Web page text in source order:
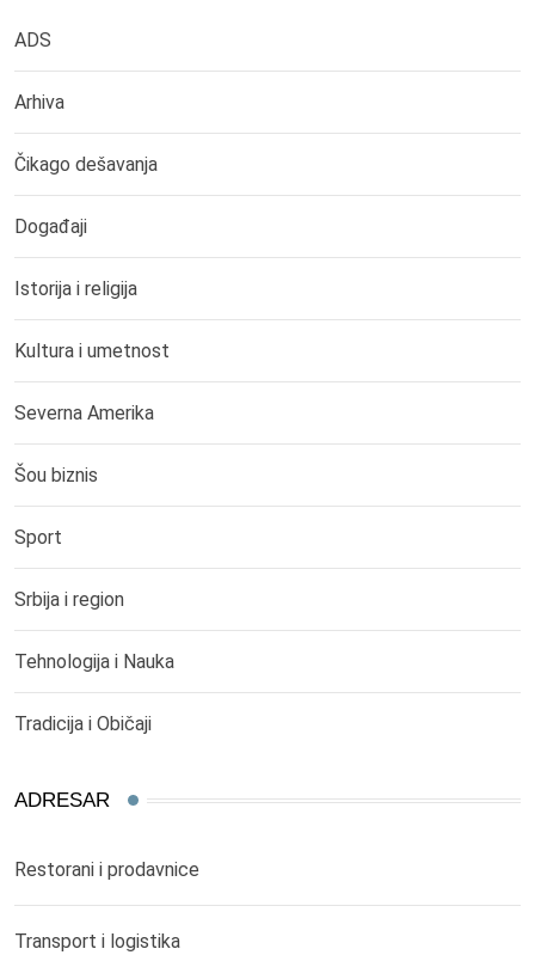
ADS
Arhiva
Čikago dešavanja
Događaji
Istorija i religija
Kultura i umetnost
Severna Amerika
Šou biznis
Sport
Srbija i region
Tehnologija i Nauka
Tradicija i Običaji
ADRESAR
Restorani i prodavnice
Transport i logistika